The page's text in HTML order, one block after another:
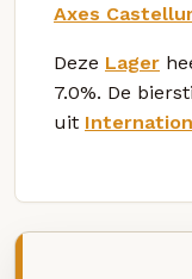
Axes
Deze Lager
7.0%. De
uit